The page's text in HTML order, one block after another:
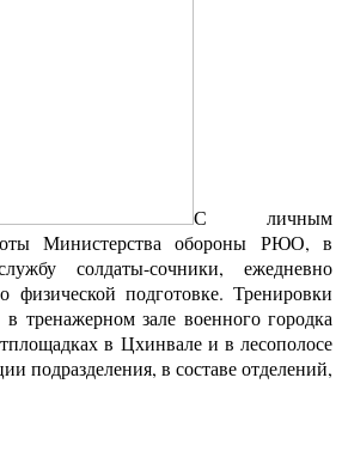
С личным
Министерства обороны РЮО, в
солдаты-сочники, ежедневно
физической подготовке. Тренировки
тренажерном зале военного городка
в Цхинвале и в лесополосе
подразделения, в составе отделений,